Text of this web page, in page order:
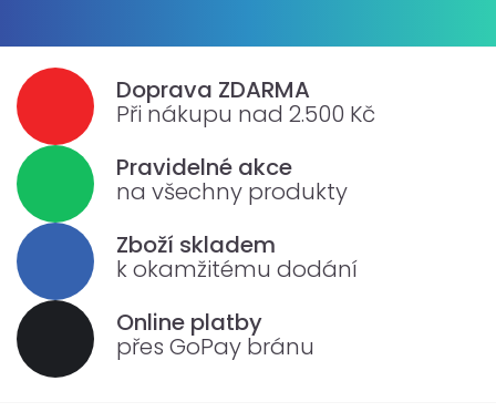
Doprava ZDARMA
Při nákupu nad 2.500 Kč
Pravidelné akce
na všechny produkty
Zboží skladem
k okamžitému dodání
Online platby
přes GoPay bránu